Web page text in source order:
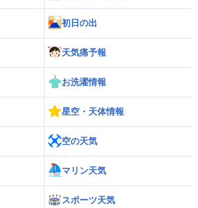
初日の出
天気痛予報
お洗濯情報
星空・天体情報
空の天気
マリン天気
スポーツ天気